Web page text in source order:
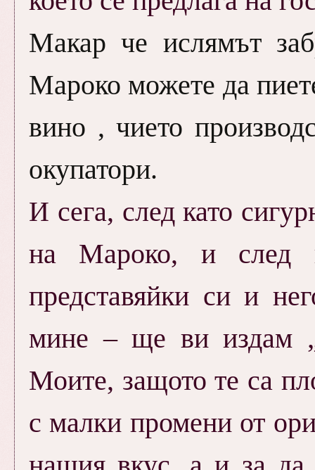
Макар че ислямът
Мароко можете да
вино , чието
окупатори.
И сега, след като
на Мароко, и след
представяйки си и
мине – ще ви издам
Моите, защото те са
с малки промени от